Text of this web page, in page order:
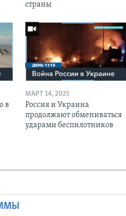
страны
в
МАРТ 14, 2025
Россия и Украина
продолжают обмениваться
ударами беспилотников